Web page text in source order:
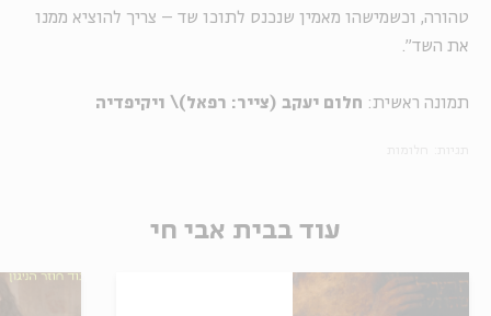
טהורה, וכשמישהו מאמין שנכנס לתוכו שד – צריך להוציא ממנו
את השד".
תמונה ראשית: חלום יעקב (צייר: רפאל)\ ויקיפדיה
עוד בבית אבי חי